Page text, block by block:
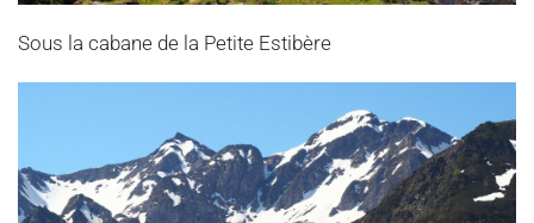
Sous la cabane de la Petite Estibère